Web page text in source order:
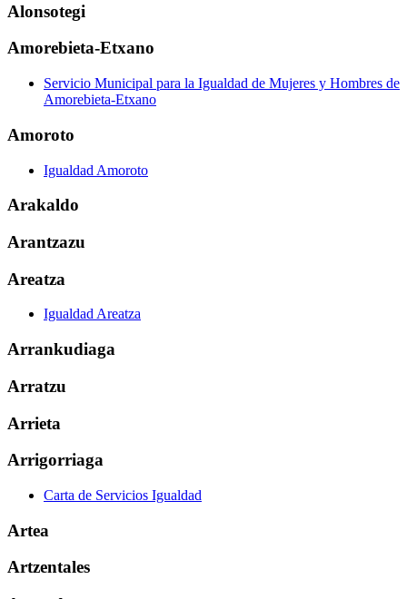
Alonsotegi
Amorebieta-Etxano
Servicio Municipal para la Igualdad de Mujeres y Hombres de
Amorebieta-Etxano
Amoroto
Igualdad Amoroto
Arakaldo
Arantzazu
Areatza
Igualdad Areatza
Arrankudiaga
Arratzu
Arrieta
Arrigorriaga
Carta de Servicios Igualdad
Artea
Artzentales